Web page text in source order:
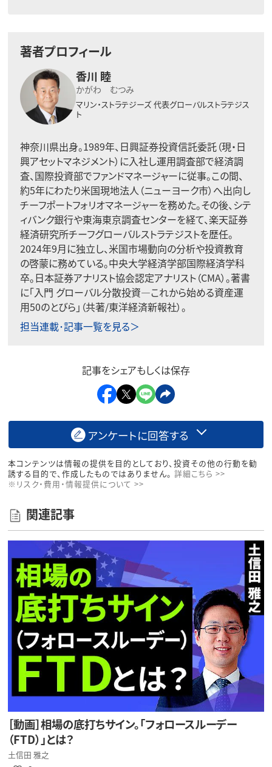
著者プロフィール
香川 睦
かがわ むつみ
マリン・ストラテジーズ 代表グローバルストラテジス
ト
神奈川県出身。1989年、日興証券投資信託委託（現・日
興アセットマネジメント）に入社し運用調査部で経済調
査、国際投資部でファンドマネージャーに従事。この間、
約5年にわたり米国現地法人（ニューヨーク市）へ出向し
チーフポートフォリオマネージャーを務めた。その後、シテ
ィバンク銀行や東海東京調査センターを経て、楽天証券
経済研究所チーフグローバルストラテジストを歴任。
2024年9月に独立し、米国市場動向の分析や投資教育
の啓蒙に務めている。中央大学経済学部国際経済学科
卒。日本証券アナリスト協会認定アナリスト（CMA）。著書
に「入門 グローバル分散投資―これから始める資産運
用50のとびら」（共著/東洋経済新報社）。
担当連載･記事一覧を見る＞
記事をシェアもしくは保存
アンケートに回答する
本コンテンツは情報の提供を目的としており、投資その他の行動を勧
誘する目的で、作成したものではありません。 詳細こちら >>
※リスク・費用・情報提供について >>
関連記事
［動画］相場の底打ちサイン。「フォロースルーデー
（FTD）」とは？
土信田 雅之